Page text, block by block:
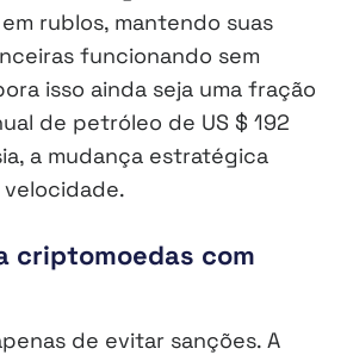
rublos, mantendo suas
funcionando sem
isso ainda seja uma fração
de petróleo de US $ 192
a mudança estratégica
criptomoedas com
de evitar sanções. A